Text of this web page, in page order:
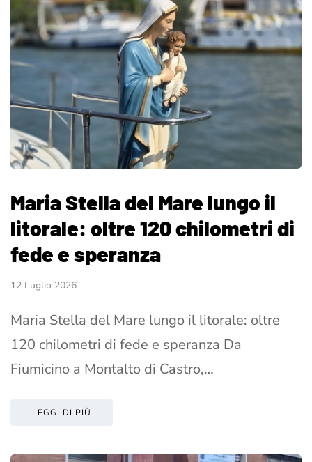
Maria Stella del Mare lungo il
litorale: oltre 120 chilometri di
fede e speranza
12 Luglio 2026
Maria Stella del Mare lungo il litorale: oltre
120 chilometri di fede e speranza Da
Fiumicino a Montalto di Castro,…
LEGGI DI PIÙ